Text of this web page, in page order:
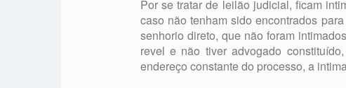
Por se tratar de leilão judicial, ficam
caso não tenham sido encontrados
senhorio direto, que não foram
revel e não tiver advogado
endereço constante do processo, a